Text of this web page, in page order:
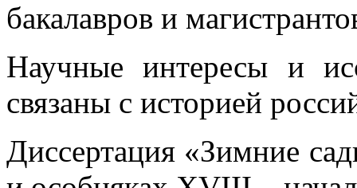
бакалавров и
Научные интересы и
связаны с историей
Диссертация «Зимние